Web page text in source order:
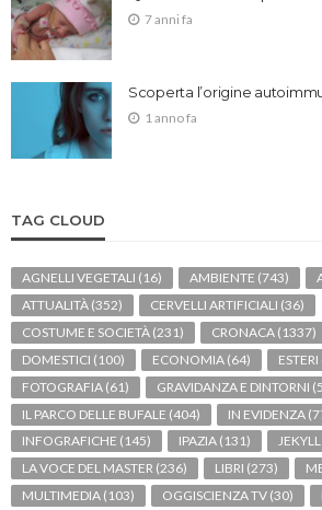
7 anni fa
Scoperta l’origine
1 anno fa
TAG CLOUD
AGNELLI VEGETALI (16) AMBIENTE (743)
ATTUALITÀ (352) CERVELLI ARTIFICIALI (36)
COSTUME E SOCIETÀ (231) CRONACA (1337)
DOMESTICI (100) ECONOMIA (64) ESTERI
FOTOGRAFIA (61) GRAVIDANZA E DINTORNI
IL PARCO DELLE BUFALE (404) IN EVIDENZA
INFOGRAFICHE (145) IPAZIA (131) JEKYLL
LA VOCE DEL MASTER (236) LIBRI (273)
MULTIMEDIA (103) OGGISCIENZA TV (30)